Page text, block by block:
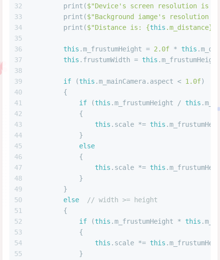
32
33
34
35
36
37
38
39
40
41
42
43
44
45
46
47
48
49
50
51
52
53
54
55
        print(
$"Device's screen resolution is
        print(
$"Background iamge's resolution
        print(
$"Distance is: {this .m_distance}
this .m_frustumHeight = 2.0f * this
this .frustumWidth = this
if (this .m_mainCamera.aspect < 1.0f)
        {
if (this .m_frustumHeight / this
            {
this .scale *= this
            }
else
            {
this .scale *= this
            }
        }
else
// width >= height
        {
if (this .m_frustumHeight * this
            {
this .scale *= this
            }